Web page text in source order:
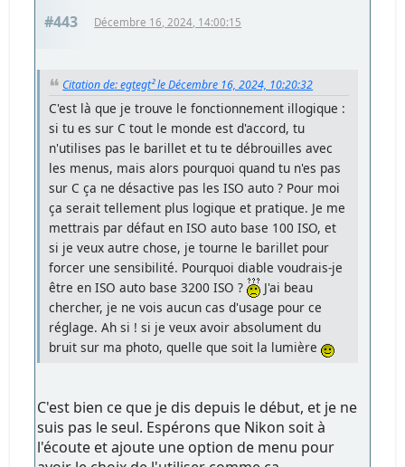
#443 Décembre 16, 2024, 14:00:15
Citation de: egtegt² le Décembre 16, 2024, 10:20:32
C'est là que je trouve le fonctionnement illogique :
si tu es sur C tout le monde est d'accord, tu
n'utilises pas le barillet et tu te débrouilles avec
les menus, mais alors pourquoi quand tu n'es pas
sur C ça ne désactive pas les ISO auto ? Pour moi
ça serait tellement plus logique et pratique. Je me
mettrais par défaut en ISO auto base 100 ISO, et
si je veux autre chose, je tourne le barillet pour
forcer une sensibilité. Pourquoi diable voudrais-je
être en ISO auto base 3200 ISO ?
J'ai beau
chercher, je ne vois aucun cas d'usage pour ce
réglage. Ah si ! si je veux avoir absolument du
bruit sur ma photo, quelle que soit la lumière
C'est bien ce que je dis depuis le début, et je ne
suis pas le seul. Espérons que Nikon soit à
l'écoute et ajoute une option de menu pour